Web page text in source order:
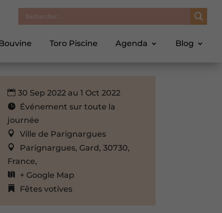
Toro Piscine Agenda Blog
30 Sep 2022 au 1 Oct 2022
Événement sur toute la
journée
Ville de Parignargues
Parignargues, Gard, 30730,
France,
+ Google Map
Fêtes votives